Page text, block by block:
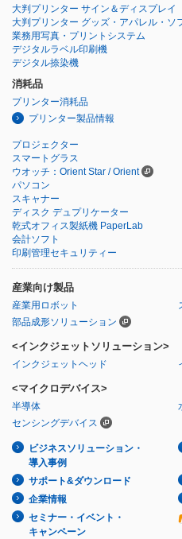
大判プリンター サイン＆ディスプレイ
大判プリンター グッズ・アパレル・ソ
業務用写真・プリントシステム
デジタルラベル印刷機
デジタル捺染機
消耗品
プリンター消耗品
プリンター製品情報
プロジェクター
スマートグラス
ウオッチ：Orient Star / Orient
パソコン
スキャナー
ディスク デュプリケーター
乾式オフィス製紙機 PaperLab
会計ソフト
印刷管理セキュリティー
産業向け製品
産業用ロボット
部品成形ソリューション
<インクジェットソリューション>
インクジェットヘッド
<マイクロデバイス>
半導体
センシングデバイス
ビジネスソリューション・
導入事例
サポート&ダウンロード
企業情報
セミナー・イベント・
キャンペーン